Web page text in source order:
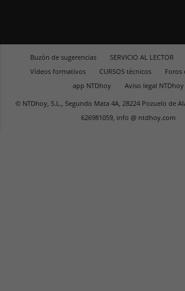
Buzón de sugerencias SERVICIO AL LECTOR
Vídeos formativos
CURSOS técnicos
Foros
app NTDhoy
Aviso legal NTDhoy
© NTDhoy, S.L., Segundo Mata 4A, 28224 Pozuelo de
626981059, info @ ntdhoy.com